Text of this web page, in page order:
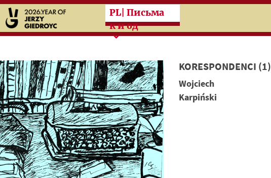
Przeskocz do treści zasadniczej
PL | Письма
к и од
KORESPONDENCI (1)
Wojciech
Karpiński